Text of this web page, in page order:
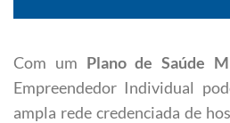
Com um Plano de Saúde
Empreendedor Individual
ampla rede credenciada de